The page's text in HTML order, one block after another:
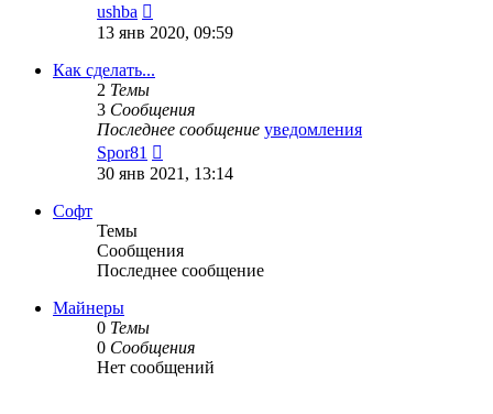
ushba
к
13 янв 2020, 09:59
Как сделать...
2 Темы
3 Сообщения
Последнее сообщение уведомления
Spor81
к
30 янв 2021, 13:14
Софт
Темы
Сообщения
Последнее сообщение
Майнеры
0 Темы
0 Сообщения
Нет сообщений